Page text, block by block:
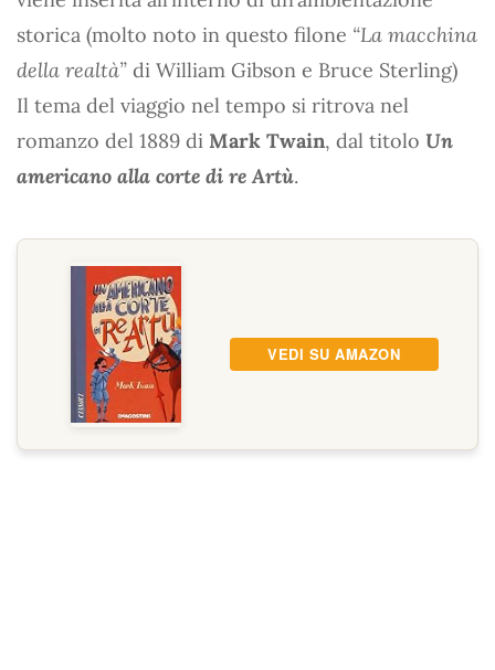
storica (molto noto in questo filone “La macchina
della realtà” di William Gibson e Bruce Sterling)
Il tema del viaggio nel tempo si ritrova nel
romanzo del 1889 di Mark Twain, dal titolo Un
americano alla corte di re Artù.
VEDI SU AMAZON